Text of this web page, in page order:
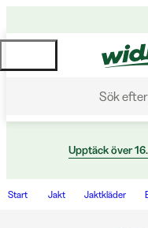
Sök
Upptäck över
Start Jakt Jaktkläder